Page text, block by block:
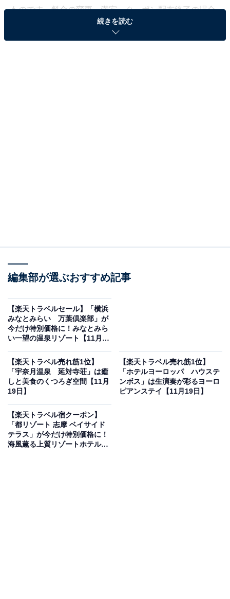
ものです。料金の変更、満室、クーポン配布終了の場合
「ホテルニューオータニ佐賀」は、宿クーポンを使うと
3000円オフの特別価格で宿泊可能です。
楽天トラベルでホテルを見る
続きを読む
編集部が選ぶおすすめ記事
【楽天トラベルセール】「横浜
みなとみらい 万葉倶楽部」が
今だけ特別価格に！みなとみら
い一望の温泉リゾート【11月19
【楽天トラベル売れ筋1位】
「宇奈月温泉 延対寺荘」は癒
しと美食のくつろぎ空間【11月
19日】
【楽天トラベル売れ筋1位】
「ホテルヨーロッパ ハウステ
ンボス」は生演奏が彩るヨーロ
ピアンステイ【11月19日】
【楽天トラベル宿クーポン】
「都リゾート 志摩 ベイサイド
テラス」が今だけ特別価格に！
海風薫る上質リゾートホテル